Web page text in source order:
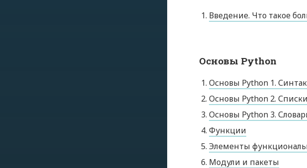
Введение. Что такое
Основы Python
Основы Python 1.
Основы Python 2.
Основы Python 3.
Функции
Элементы
Модули и пакеты